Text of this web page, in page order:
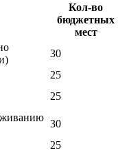
Кол-во
бюджетных
мест
30
25
25
30
25